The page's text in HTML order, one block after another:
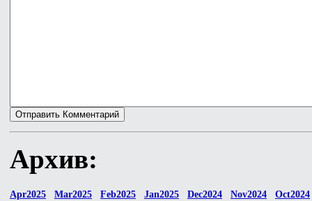
Архив:
Apr2025 Mar2025 Feb2025 Jan2025 Dec2024 Nov2024
Oct2024